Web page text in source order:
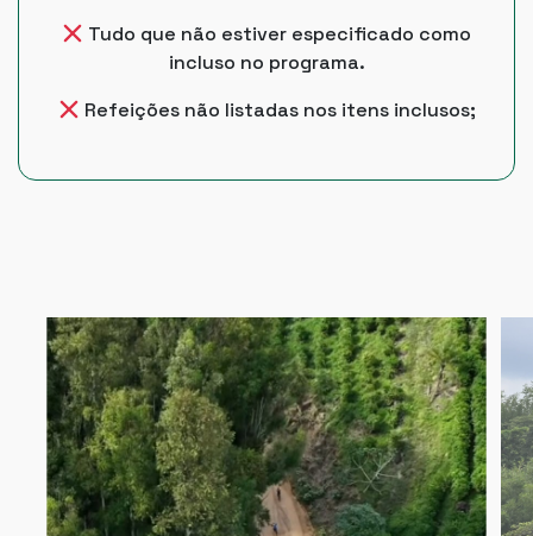
Tudo que não estiver especificado como
incluso no programa.
Refeições não listadas nos itens inclusos;